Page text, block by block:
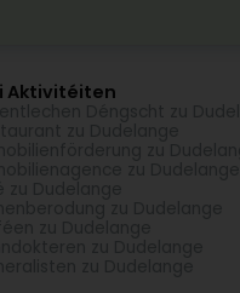
Aktivitéiten